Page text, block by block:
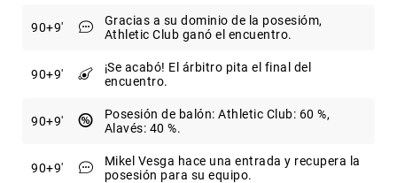
90+9
Gracias a su dominio de la posesióm,
Athletic Club ganó el encuentro.
90+9
¡Se acabó! El árbitro pita el final del
encuentro.
90+9
Posesión de balón: Athletic Club: 60 %,
Alavés: 40 %.
90+9
Mikel Vesga hace una entrada y recupera la
posesión para su equipo.